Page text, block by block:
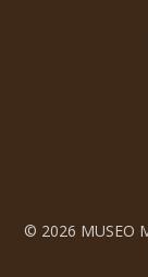
© 2026 MUSEO